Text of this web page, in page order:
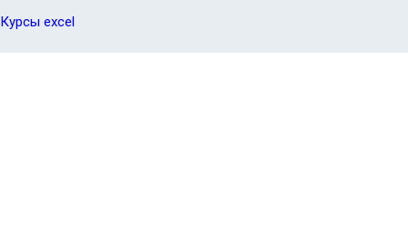
Курсы excel